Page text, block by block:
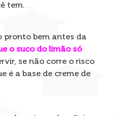
tem.
pronto bem antes da
o suco do limão só
se não corre o risco
é a base de creme de